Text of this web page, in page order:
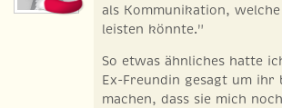
als Kommunikation,
leisten könnte."
So etwas ähnliches hatte
Ex-Freundin gesagt um ihr
machen, dass sie mich